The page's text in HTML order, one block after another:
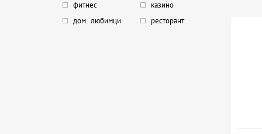
фитнес
казино
дом. любимци
ресторант